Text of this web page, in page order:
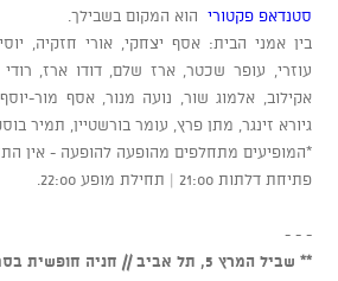
סטנדאפ פקטורי הוא המקום בשבילך.
בין אמני הבית: אסף יצחקי, אורי חזקיה,
עוזרי, עופר שכטר, ארז שלם, דודו ארז,
אקילוב, אלמוג שור, נועה מנור, אסף מור-יוסף,
גיורא זינגר, מתן פרץ, עומר בורשטיין, תמיר
*המופיעים מתחלפים מהופעה להופעה - אין
פתיחת דלתות 21:00 | תחילת מופע 22:00.
- - -
** שביל המרץ 5, תל אביב // חניה חופשית בסמוך למקום